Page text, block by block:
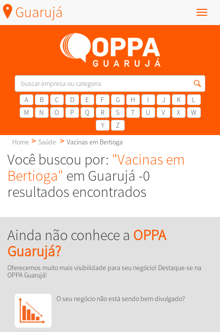
Menu
Guarujá
A B C D E F G H I J K
L
M
N O P Q R S T U V X
W
Y
Z
Home
Saúde Vacinas em Bertioga
Você buscou por: "Vacinas em
Bertioga" em Guarujá -0
resultados encontrados
Ainda não conhece a OPPA
Guarujá?
Oferecemos muito mais visibilidade para seu negócio! Destaque-se na
OPPA Guarujá!
O seu negócio não está sendo bem divulgado?